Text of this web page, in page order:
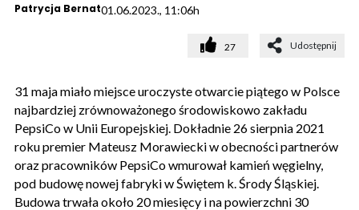
Patrycja Bernat01.06.2023., 11:06h
27 Udostępnij
31 maja miało miejsce uroczyste otwarcie piątego w Polsce
najbardziej zrównoważonego środowiskowo zakładu
PepsiCo w Unii Europejskiej. Dokładnie 26 sierpnia 2021
roku premier Mateusz Morawiecki w obecności partnerów
oraz pracowników PepsiCo wmurował kamień węgielny,
pod budowę nowej fabryki w Świętem k. Środy Śląskiej.
Budowa trwała około 20 miesięcy i na powierzchni 30